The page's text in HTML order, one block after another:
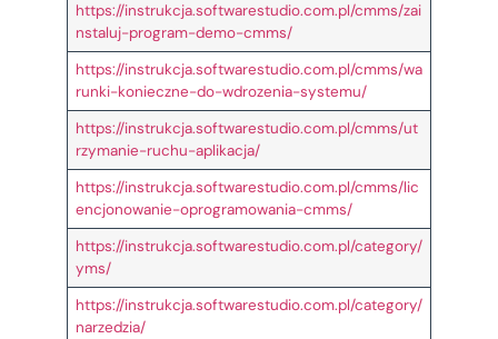
https://instrukcja.softwarestudio.com.pl/cmms/zai
nstaluj-program-demo-cmms/
https://instrukcja.softwarestudio.com.pl/cmms/wa
runki-konieczne-do-wdrozenia-systemu/
https://instrukcja.softwarestudio.com.pl/cmms/ut
rzymanie-ruchu-aplikacja/
https://instrukcja.softwarestudio.com.pl/cmms/lic
encjonowanie-oprogramowania-cmms/
https://instrukcja.softwarestudio.com.pl/category/
yms/
https://instrukcja.softwarestudio.com.pl/category/
narzedzia/